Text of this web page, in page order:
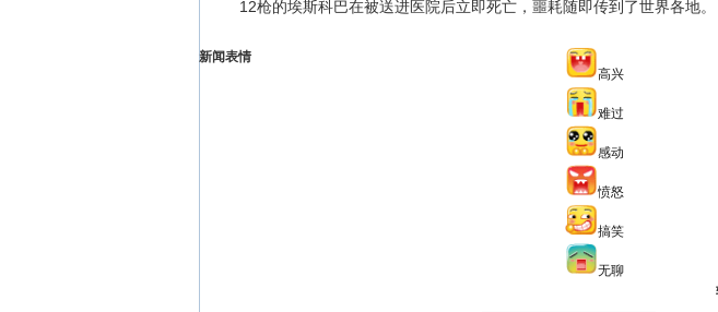
12枪的埃斯科巴在被送进医院后立即死亡，噩耗随即传到了世界各地。
新闻表情
高兴
难过
感动
愤怒
搞笑
无聊